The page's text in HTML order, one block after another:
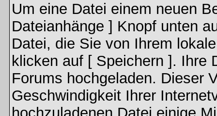
Um eine Datei einem neuen
Dateianhänge ] Knopf unten
Datei, die Sie von Ihrem
klicken auf [ Speichern ]. Ihre
Forums hochgeladen. Dieser
Geschwindigkeit Ihrer